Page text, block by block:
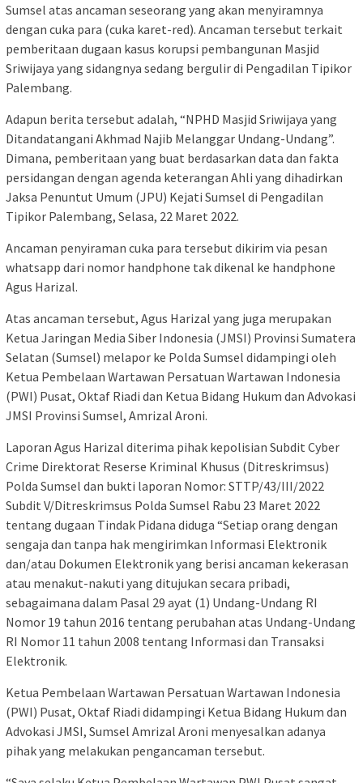
Sumsel atas ancaman seseorang yang akan menyiramnya
dengan cuka para (cuka karet-red). Ancaman tersebut terkait
pemberitaan dugaan kasus korupsi pembangunan Masjid
Sriwijaya yang sidangnya sedang bergulir di Pengadilan Tipikor
Palembang.
Adapun berita tersebut adalah, “NPHD Masjid Sriwijaya yang
Ditandatangani Akhmad Najib Melanggar Undang-Undang”.
Dimana, pemberitaan yang buat berdasarkan data dan fakta
persidangan dengan agenda keterangan Ahli yang dihadirkan
Jaksa Penuntut Umum (JPU) Kejati Sumsel di Pengadilan
Tipikor Palembang, Selasa, 22 Maret 2022.
Ancaman penyiraman cuka para tersebut dikirim via pesan
whatsapp dari nomor handphone tak dikenal ke handphone
Agus Harizal.
Atas ancaman tersebut, Agus Harizal yang juga merupakan
Ketua Jaringan Media Siber Indonesia (JMSI) Provinsi Sumatera
Selatan (Sumsel) melapor ke Polda Sumsel didampingi oleh
Ketua Pembelaan Wartawan Persatuan Wartawan Indonesia
(PWI) Pusat, Oktaf Riadi dan Ketua Bidang Hukum dan Advokasi
JMSI Provinsi Sumsel, Amrizal Aroni.
Laporan Agus Harizal diterima pihak kepolisian Subdit Cyber
Crime Direktorat Reserse Kriminal Khusus (Ditreskrimsus)
Polda Sumsel dan bukti laporan Nomor: STTP/43/III/2022
Subdit V/Ditreskrimsus Polda Sumsel Rabu 23 Maret 2022
tentang dugaan Tindak Pidana diduga “Setiap orang dengan
sengaja dan tanpa hak mengirimkan Informasi Elektronik
dan/atau Dokumen Elektronik yang berisi ancaman kekerasan
atau menakut-nakuti yang ditujukan secara pribadi,
sebagaimana dalam Pasal 29 ayat (1) Undang-Undang RI
Nomor 19 tahun 2016 tentang perubahan atas Undang-Undang
RI Nomor 11 tahun 2008 tentang Informasi dan Transaksi
Elektronik.
Ketua Pembelaan Wartawan Persatuan Wartawan Indonesia
(PWI) Pusat, Oktaf Riadi didampingi Ketua Bidang Hukum dan
Advokasi JMSI, Sumsel Amrizal Aroni menyesalkan adanya
pihak yang melakukan pengancaman tersebut.